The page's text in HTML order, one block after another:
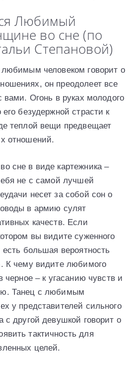
Любимый
во сне (по
Степановой)
человеком говорит о
он преодолеет все
вами. Огонь в руках молодого
его безудержной страсти к
теплой вещи предвещает
отношений.
сне в виде картежника –
не с самой лучшей
несет за собой сон о
в армию сулят
качеств. Если
вы видите суженного
есть большая вероятность
К чему видите любимого
черное – к угасанию чувств и
Танец с любимым
у представителей сильного
с другой девушкой говорит о
тактичность для
целей.